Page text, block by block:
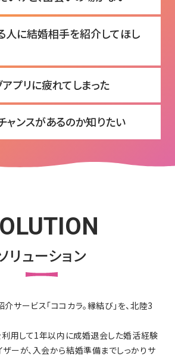
人に結婚相手を紹介してほし
アプリに疲れてしまった
ャンスがあるのか知りたい
リューション
サービス「ココカラ。縁結び」を、北陸3
利用して1年以内に成婚退会した婚活経験
ーが、入会から結婚準備までしっかりサ